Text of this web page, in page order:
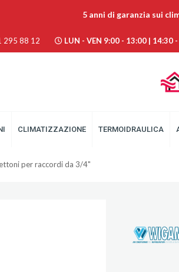
5 anni di garanzia sui
295 88 12 LUN - VEN 9:00 - 13:00 | 14:30
CLIMATIZZAZIONE TERMOIDRAULICA
per raccordi da 3/4"